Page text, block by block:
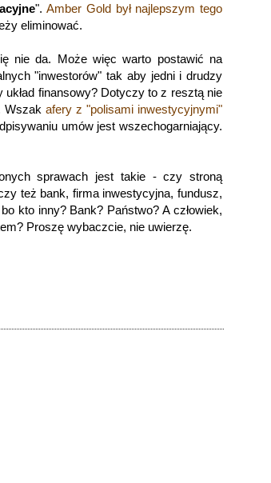
".Amber Gold był najlepszym tego
eliminować.
nie da. Może więc warto postawić na
"inwestorów" tak aby jedni i drudzy
finansowy? Dotyczy to z resztą nie
Wszakafery z "polisami inwestycyjnymi"
umów jest wszechogarniający.
sprawach jest takie - czy stroną
też bank, firma inwestycyjna, fundusz,
kto inny? Bank? Państwo? A człowiek,
Proszę wybaczcie, nie uwierzę.